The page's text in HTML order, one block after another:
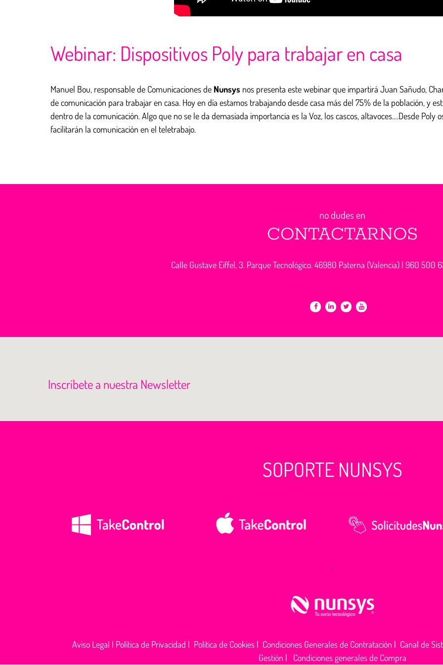
Webinar: Dispositivos Poly para trabajar en casa
Manuel Bou, responsable de Comunicaciones de Nunsys nos presenta este webinar que impartirá Juan Sañudo,
de comunicación para trabajar en casa. Hoy en día estamos trabajando desde casa más del 75% de la población, y
dentro de la comunicación. Algo que no se le da demasiada importancia es la Voz, los cascos, altavoces….Desde
facilitarán la comunicación en el teletrabajo.
no dudes en
CONTACTARNOS
Calle Gustave Eiffel, 3. Parque Tecnológico. 46980 Paterna (Valencia) | 960 500
Inscríbete a nuestra Newsletter
SOPORTE NUNSYS
.
Aviso Legal | Política de Privacidad | Política de Cookies| Condiciones Generales de Contratación | Canal de
Gestión | Condiciones generales de Compra